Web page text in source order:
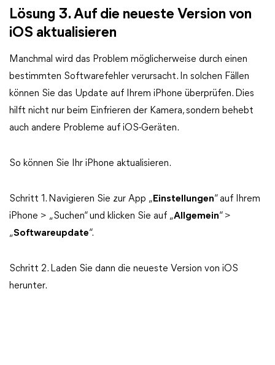
Lösung 3. Auf die neueste Version von
iOS aktualisieren
Manchmal wird das Problem möglicherweise durch einen
bestimmten Softwarefehler verursacht. In solchen Fällen
können Sie das Update auf Ihrem iPhone überprüfen. Dies
hilft nicht nur beim Einfrieren der Kamera, sondern behebt
auch andere Probleme auf iOS-Geräten.
So können Sie Ihr iPhone aktualisieren.
Schritt 1. Navigieren Sie zur App „ Einstellungen“ auf Ihrem
iPhone > „Suchen“ und klicken Sie auf „Allgemein“ >
„Softwareupdate“.
Schritt 2. Laden Sie dann die neueste Version von iOS
herunter.